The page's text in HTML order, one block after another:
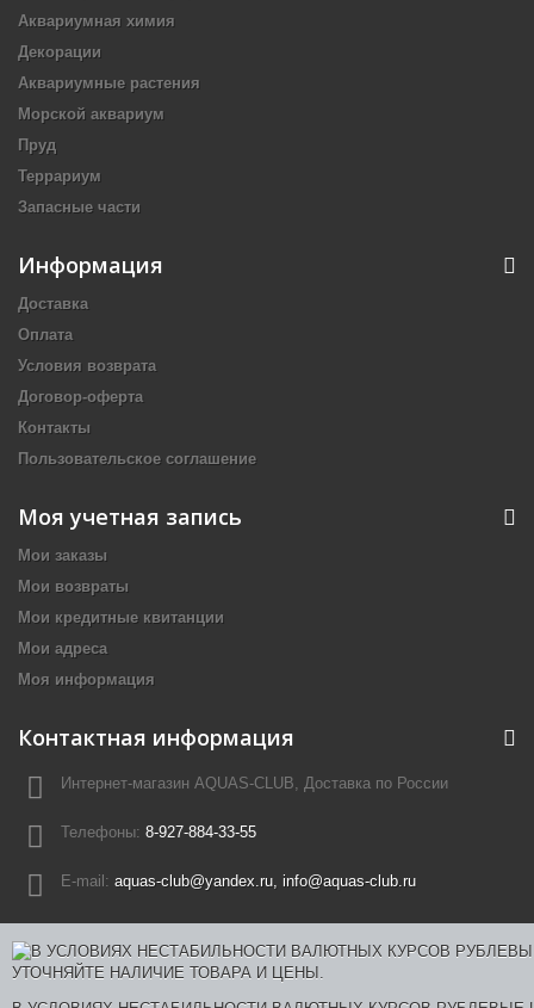
Аквариумная химия
Декорации
Аквариумные растения
Морской аквариум
Пруд
Террариум
Запасные части
Информация
Доставка
Оплата
Условия возврата
Договор-оферта
Контакты
Пользовательское соглашение
Моя учетная запись
Мои заказы
Мои возвраты
Мои кредитные квитанции
Мои адреса
Моя информация
Контактная информация
Интернет-магазин AQUAS-CLUB, Доставка по России
Телефоны: 8-927-884-33-55
E-mail: aquas-club@yandex.ru, info@aquas-club.ru